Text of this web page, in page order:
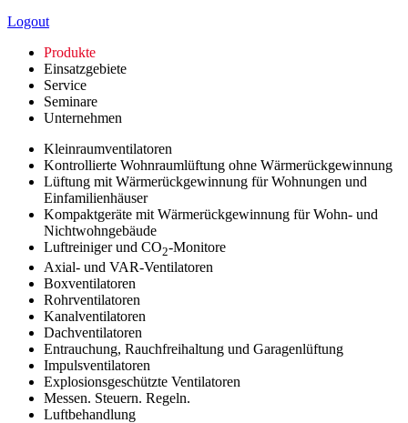
Logout
Produkte
Einsatzgebiete
Service
Seminare
Unternehmen
Kleinraumventilatoren
Kontrollierte Wohnraumlüftung ohne Wärmerückgewinnung
Lüftung mit Wärmerückgewinnung für Wohnungen und
Einfamilienhäuser
Kompaktgeräte mit Wärmerückgewinnung für Wohn- und
Nichtwohngebäude
Luftreiniger und CO2-Monitore
Axial- und VAR-Ventilatoren
Boxventilatoren
Rohrventilatoren
Kanalventilatoren
Dachventilatoren
Entrauchung, Rauchfreihaltung und Garagenlüftung
Impulsventilatoren
Explosionsgeschützte Ventilatoren
Messen. Steuern. Regeln.
Luftbehandlung